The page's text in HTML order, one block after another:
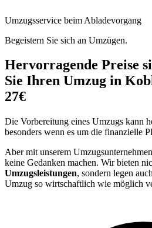
Umzugsservice beim Abladevorgang
Begeistern Sie sich an Umzügen.
Hervorragende Preise
Sie Ihren Umzug in
27€
Die Vorbereitung eines Umzugs kann
besonders wenn es um die finanzielle
Aber mit unserem
keine Gedanken machen. Wir bieten
Umzugsleistungen, sondern legen
Umzug so wirtschaftlich wie möglich